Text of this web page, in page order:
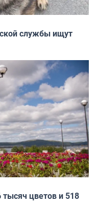
службы ищут
цветов и 518